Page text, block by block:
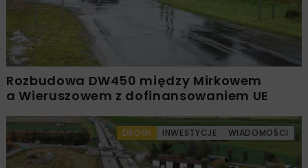
Rozbudowa DW450 między Mirkowem
a Wieruszowem z dofinansowaniem UE
DROGI INWESTYCJE WIADOMOŚCI